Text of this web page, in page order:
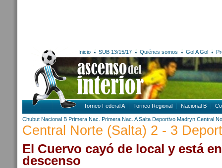
Inicio SUB 13/15/17 Quiénes somos Gol A Gol
Torneo Federal A Torneo Regional Nacional B
Chubut Nacional B Primera Nac. Primera Nac. A Salta Deportivo Madryn Central
Central Norte (Salta) 2 - 3
El Cuervo cayó de local y está
descenso